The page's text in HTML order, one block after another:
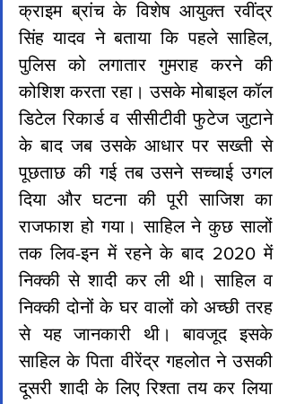
क्राइम ब्रांच के विशेष आयुक्त रवींद्र
सिंह यादव ने बताया कि पहले साहिल,
पुलिस को लगातार गुमराह करने की
कोशिश करता रहा। उसके मोबाइल कॉल
डिटेल रिकार्ड व सीसीटीवी फुटेज जुटाने
के बाद जब उसके आधार पर सख्ती से
पूछताछ की गई तब उसने सच्चाई उगल
दिया और घटना की पूरी साजिश का
राजफाश हो गया। साहिल ने कुछ सालों
तक लिव-इन में रहने के बाद 2020 में
निक्की से शादी कर ली थी। साहिल व
निक्की दोनों के घर वालों को अच्छी तरह
से यह जानकारी थी। बावजूद इसके
साहिल के पिता वीरेंद्र गहलोत ने उसकी
दूसरी शादी के लिए रिश्ता तय कर लिया